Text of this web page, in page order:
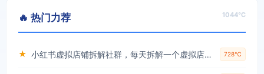
🔥 热门力荐 1044℃
★ 小红书虚拟店铺拆解社群，每天拆解一个虚拟店，简单实用(赠送小红书虚拟教程) 728℃